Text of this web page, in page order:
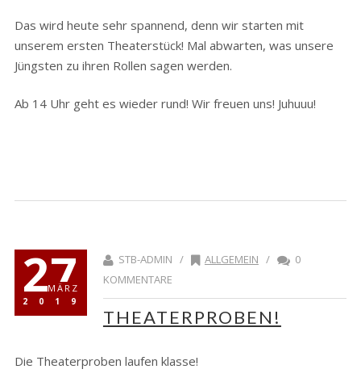
Das wird heute sehr spannend, denn wir starten mit
unserem ersten Theaterstück! Mal abwarten, was unsere
Jüngsten zu ihren Rollen sagen werden.
Ab 14 Uhr geht es wieder rund! Wir freuen uns! Juhuuu!
27
MÄRZ
2019
STB-ADMIN / ALLGEMEIN /
0
KOMMENTARE
THEATERPROBEN!
Die Theaterproben laufen klasse!